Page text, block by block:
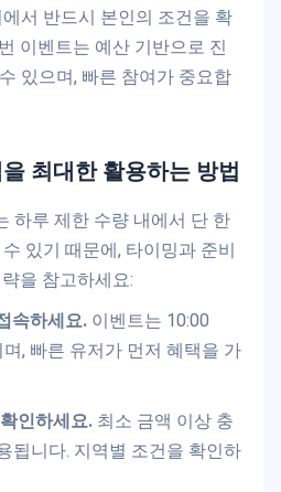
에서 반드시 본인의 조건을 확
이벤트는 예산 기반으로 진
있으며, 빠른 참여가 중요합
최대한 활용하는 방법
하루 제한 수량 내에서 단 한
있기 때문에, 타이밍과 준비
을 참고하세요:
속하세요.이벤트는 10:00
, 빠른 유저가 먼저 혜택을 가
인하세요.최소 금액 이상 충
됩니다. 지역별 조건을 확인하